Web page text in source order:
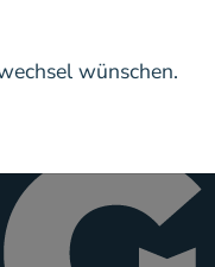
wünschen.
Zertifikate